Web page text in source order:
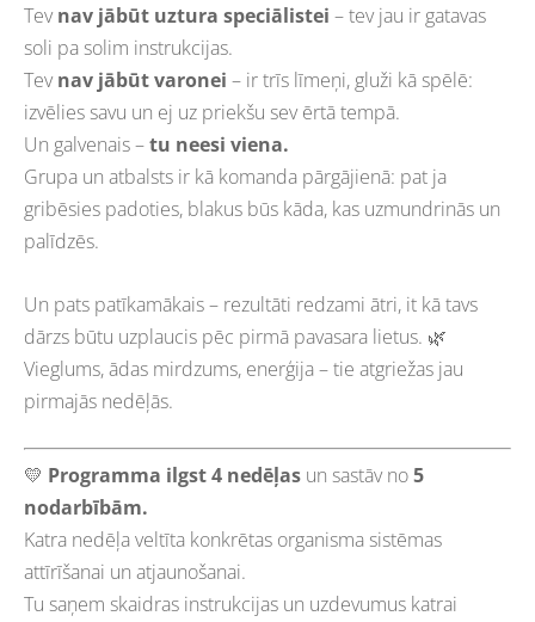
Tevnav jābūt uztura speciālistei – tev jau ir gatavas
soli pa solim instrukcijas.
Tevnav jābūt varonei – ir trīs līmeņi, gluži kā spēlē:
izvēlies savu un ej uz priekšu sev ērtā tempā.
Un galvenais –tu neesi viena.
Grupa un atbalsts ir kā komanda pārgājienā: pat ja
gribēsies padoties, blakus būs kāda, kas uzmundrinās un
palīdzēs.
Un pats patīkamākais – rezultāti redzami ātri, it kā tavs
dārzs būtu uzplaucis pēc pirmā pavasara lietus. 🌿
Vieglums, ādas mirdzums, enerģija – tie atgriežas jau
pirmajās nedēļās.
💛 Programma ilgst 4 nedēļas un sastāv no5
nodarbībām.
Katra nedēļa veltīta konkrētas organisma sistēmas
attīrīšanai un atjaunošanai.
Tu saņem skaidras instrukcijas un uzdevumus katrai